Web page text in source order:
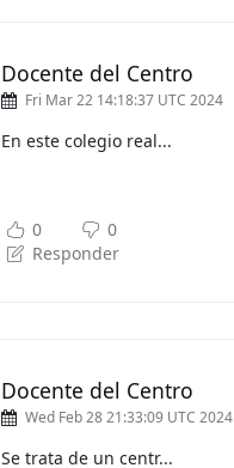
Docente del Centro
Fri Mar 22 14:18:37 UTC 2024
En este colegio real...
0
0
Responder
Docente del Centro
Wed Feb 28 21:33:09 UTC 2024
Se trata de un centr...